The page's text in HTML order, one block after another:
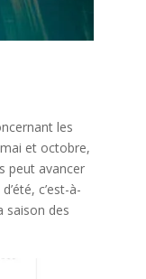
les
et octobre,
peut avancer
c’est-à-
saison des